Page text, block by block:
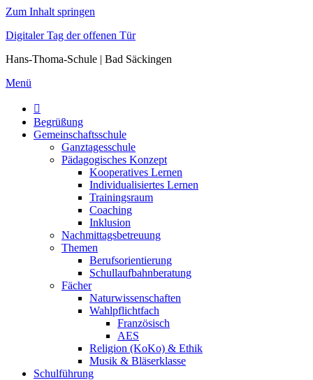
Zum Inhalt springen
Digitaler Tag der offenen Tür
Hans-Thoma-Schule | Bad Säckingen
Menü
Begrüßung
Gemeinschaftsschule
Ganztagesschule
Pädagogisches Konzept
Kooperatives Lernen
Individualisiertes Lernen
Trainingsraum
Coaching
Inklusion
Nachmittagsbetreuung
Themen
Berufsorientierung
Schullaufbahnberatung
Fächer
Naturwissenschaften
Wahlpflichtfach
Französisch
AES
Religion (KoKo) & Ethik
Musik & Bläserklasse
Schulführung